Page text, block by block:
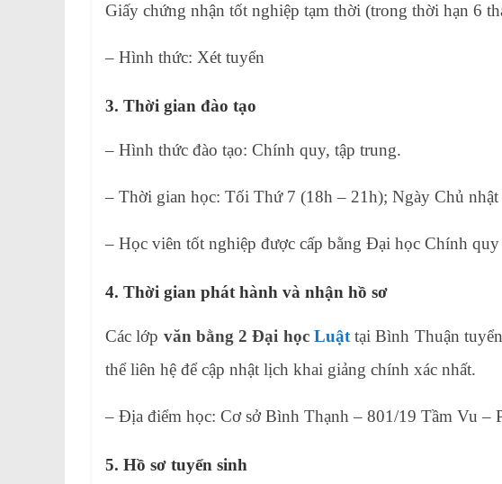
Giấy chứng nhận tốt nghiệp tạm thời (trong thời hạn 6
– Hình thức: Xét tuyển
3. Thời gian đào tạo
– Hình thức đào tạo: Chính quy, tập trung.
– Thời gian học: Tối Thứ 7 (18h – 21h); Ngày Chủ
– Học viên tốt nghiệp được cấp bằng Đại học Chính
4. Thời gian phát hành và nhận hồ sơ
Các lớp văn bằng 2 Đại học Luậttại Bình Thuận
thể liên hệ để cập nhật lịch khai giảng chính xác nhất.
– Địa điểm học: Cơ sở Bình Thạnh – 801/19 Tầm Vu –
5. Hồ sơ tuyển sinh